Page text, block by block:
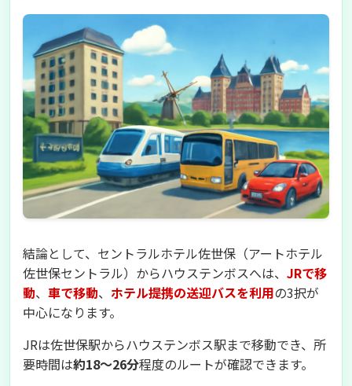
結論として、セントラルホテル佐世保（アートホテル
佐世保セントラル）からハウステンボスへは、 JRで移
動、 車で移動、 ホテル提携の送迎バスを利用の3択が
中心になります。
JRは佐世保駅からハウステンボス駅まで移動でき、所
要時間は約18〜26分程度のルートが確認できます。